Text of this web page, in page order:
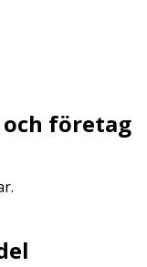
företag